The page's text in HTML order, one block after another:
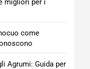
migliori per i
come
Agrumi: Guida per